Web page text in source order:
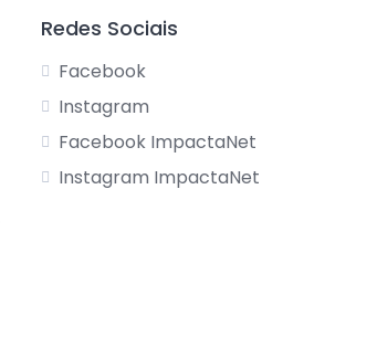
Redes Sociais
Facebook
Instagram
Facebook ImpactaNet
Instagram ImpactaNet